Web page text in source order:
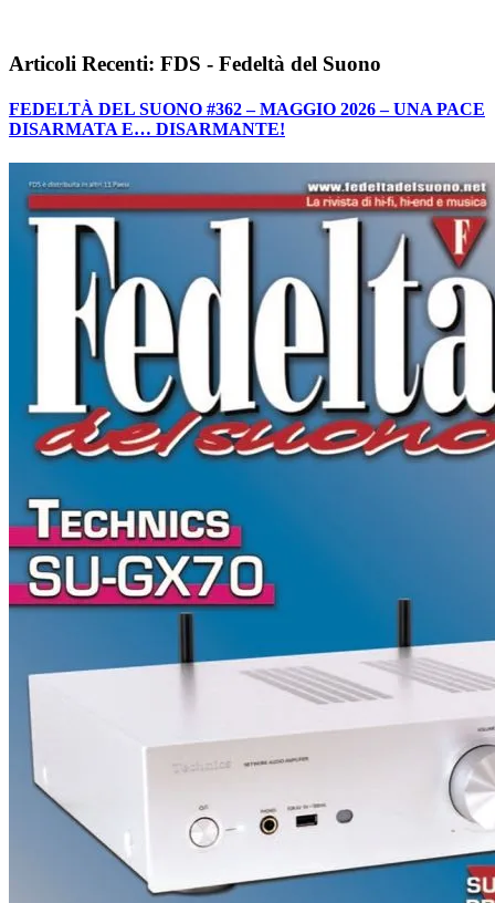
Articoli Recenti: FDS - Fedeltà del Suono
FEDELTÀ DEL SUONO #362 – MAGGIO 2026 – UNA PACE
DISARMATA E… DISARMANTE!